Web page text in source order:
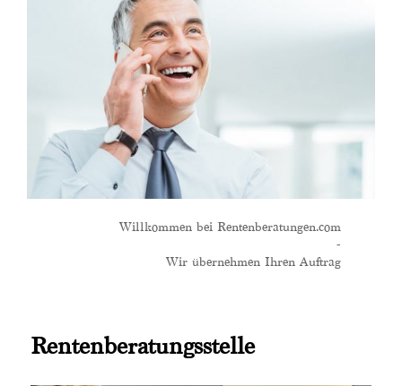
Willkommen bei Rentenberatungen.com
-
Wir übernehmen Ihren Auftrag
Rentenberatungsstelle